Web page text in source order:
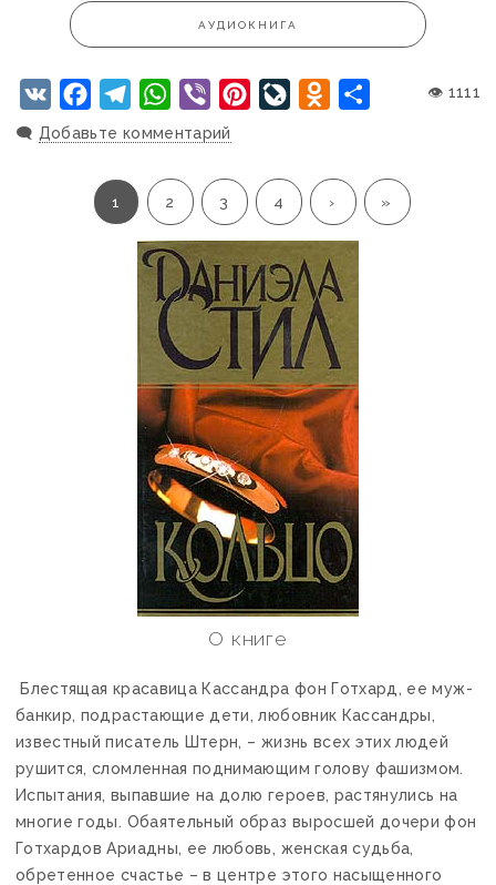
АУДИОКНИГА
VK FacebookTelegramWhatsApp
Viber PinterestLiveJournalOdnoklassniki
Отправить
👁 1111
🗨️ Добавьте комментарий
1 2 3 4 › »
О книге
Блестящая красавица Кассандра фон Готхард, ее муж-
банкир, подрастающие дети, любовник Кассандры,
известный писатель Штерн, – жизнь всех этих людей
рушится, сломленная поднимающим голову фашизмом.
Испытания, выпавшие на долю героев, растянулись на
многие годы. Обаятельный образ выросшей дочери фон
Готхардов Ариадны, ее любовь, женская судьба,
обретенное счастье – в центре этого насыщенного